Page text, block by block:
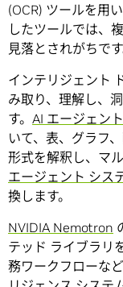
(OCR) ツールを用
したツールでは、
見落とされがちです
インテリジェント
み取り、理解し、
す。 AI エージェント
いて、表、グラフ
形式を解釈し、マ
エージェント シス
換します。
NVIDIA Nemotron
テッド ライブラリ
務ワークフローな